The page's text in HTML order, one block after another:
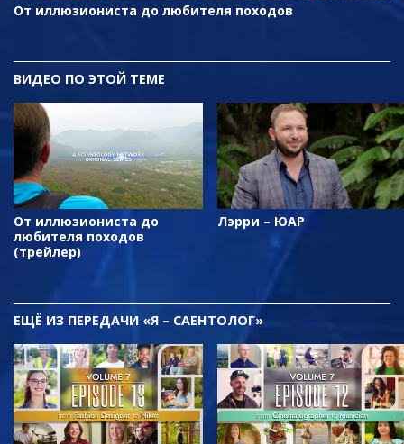
От иллюзиониста до любителя походов
ВИДЕО ПО ЭТОЙ ТЕМЕ
От иллюзиониста до
любителя походов
(трейлер)
Лэрри – ЮАР
ЕЩЁ ИЗ ПЕРЕДАЧИ «Я – САЕНТОЛОГ»